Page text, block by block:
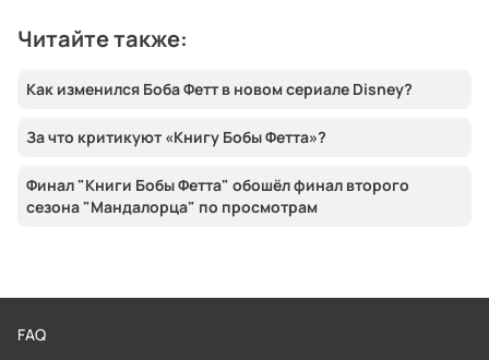
Читайте также:
Как изменился Боба Фетт в новом сериале Disney?
За что критикуют «Книгу Бобы Фетта»?
Финал "Книги Бобы Фетта" обошёл финал второго
сезона "Мандалорца" по просмотрам
FAQ